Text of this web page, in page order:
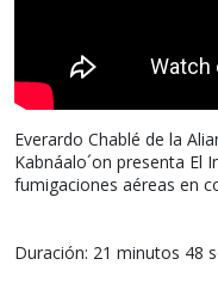
Everardo Chablé de la
Kabnáalo´on presenta El
fumigaciones aéreas en
Duración: 21 minutos 48